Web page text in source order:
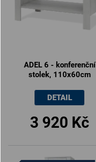
ADEL 6 - konferenční
stolek, 110x60cm
3 920 Kč
DETAIL